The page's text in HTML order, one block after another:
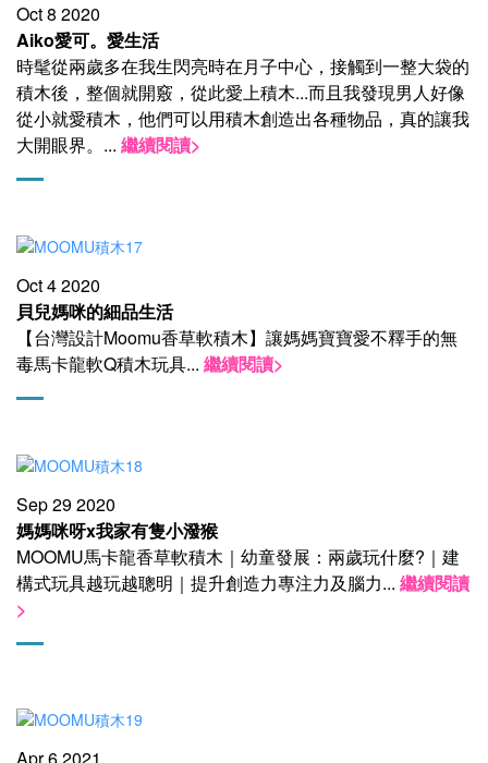
Oct 8 2020
Aiko愛可。愛生活
時髦從兩歲多在我生閃亮時在月子中心，接觸到一整大袋的
積木後，整個就開竅，從此愛上積木...而且我發現男人好像
從小就愛積木，他們可以用積木創造出各種物品，真的讓我
大開眼界。 ... 繼續閱讀>
Oct 4 2020
貝兒媽咪的細品生活
【台灣設計Moomu香草軟積木】讓媽媽寶寶愛不釋手的無
毒馬卡龍軟Q積木玩具... 繼續閱讀>
Sep 29 2020
媽媽咪呀x我家有隻小潑猴
MOOMU馬卡龍香草軟積木｜幼童發展：兩歲玩什麼?｜建
構式玩具越玩越聰明｜提升創造力專注力及腦力... 繼續閱讀
>
Apr 6 2021